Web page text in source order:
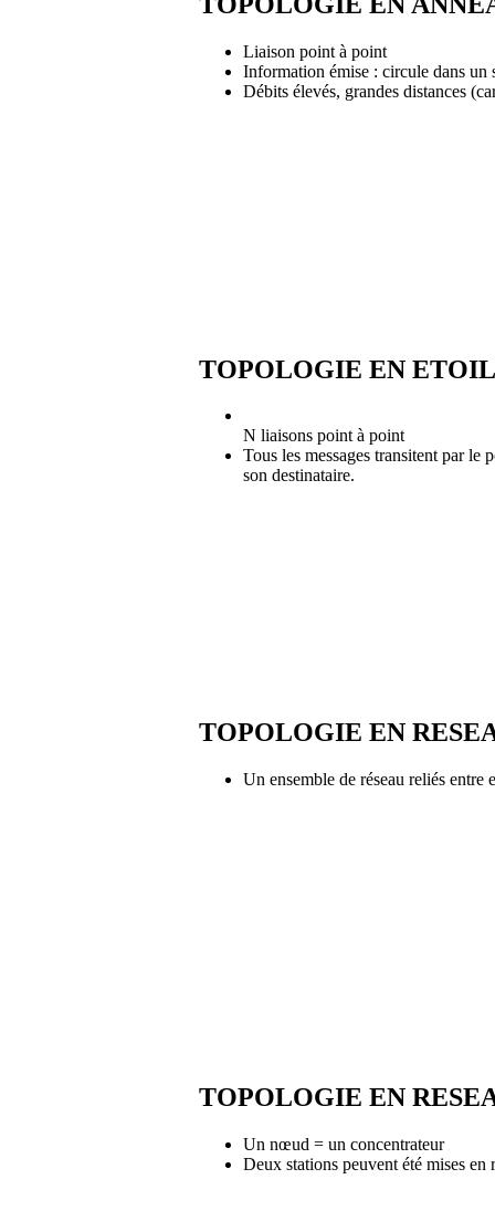
Liaison point à point
Information émise : circule dans un
Débits élevés, grandes distances
TOPOLOGIE EN
N liaisons point à point
Tous les messages transitent par le
son destinataire.
TOPOLOGIE EN
Un ensemble de réseau reliés entre
TOPOLOGIE EN
Un nœud = un concentrateur
Deux stations peuvent été mises